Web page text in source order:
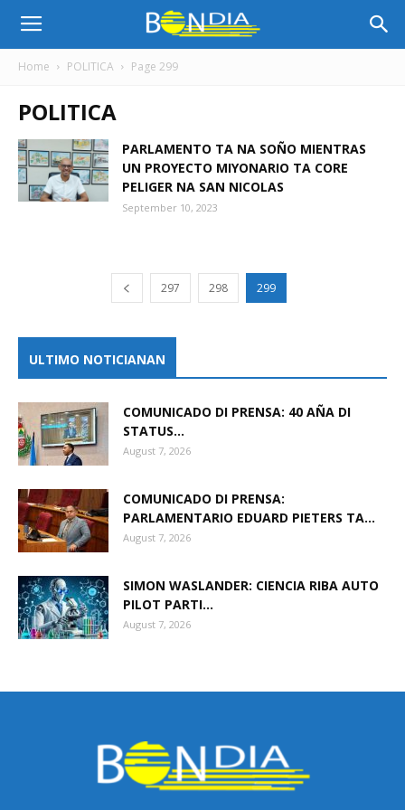
Bon
Dia
Aruba
Aruba
Home POLITICA Page 299
POLITICA
PARLAMENTO TA NA SOÑO MIENTRAS
UN PROYECTO MIYONARIO TA CORE
PELIGER NA SAN NICOLAS
September 10, 2023
297 298 299
ULTIMO NOTICIANAN
COMUNICADO DI PRENSA: 40 AÑA DI
STATUS...
August 7, 2026
COMUNICADO DI PRENSA:
PARLAMENTARIO EDUARD PIETERS TA...
August 7, 2026
SIMON WASLANDER: CIENCIA RIBA AUTO
PILOT PARTI...
August 7, 2026